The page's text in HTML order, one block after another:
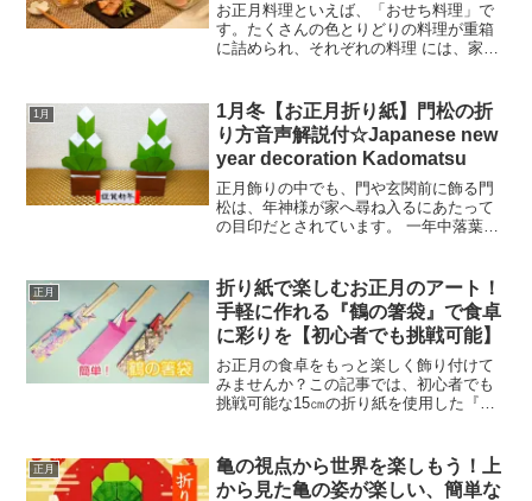
お正月料理といえば、「おせち料理」で
す。たくさんの色とりどりの料理が重箱
に詰められ、それぞれの料理 には、家族
持ちする材料で作 り、家族だけではなく
来客にもふるまわれま...
1月
1月冬【お正月折り紙】門松の折
り方音声解説付☆Japanese new
year decoration Kadomatsu
正月飾りの中でも、門や玄関前に飾る門
松は、年神様が家へ尋ね入るにあたって
の目印だとされています。 一年中落葉し
縁起物が用いられます。お正月の折り
紙】折り紙を使って門松...
正月
折り紙で楽しむお正月のアート！
手軽に作れる『鶴の箸袋』で食卓
に彩りを【初心者でも挑戦可能】
お正月の食卓をもっと楽しく飾り付けて
みませんか？この記事では、初心者でも
挑戦可能な15㎝の折り紙を使用した『鶴
て、新年を迎えましょう。箸袋で箸置き
をつくっていない場合、箸...
正月
亀の視点から世界を楽しもう！上
から見た亀の姿が楽しい、簡単な